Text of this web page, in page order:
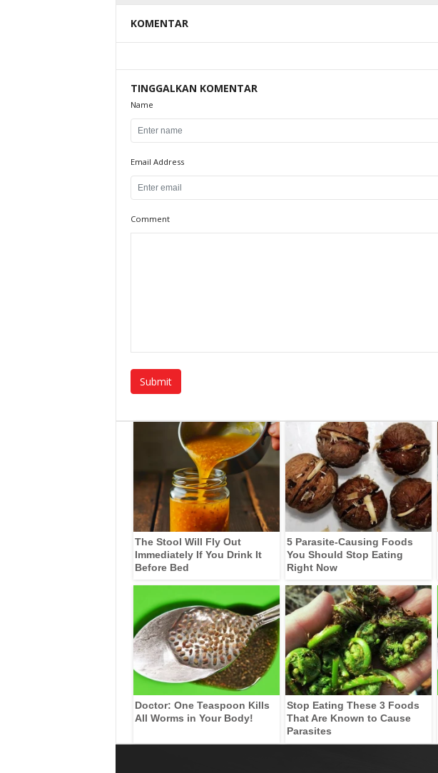
KOMENTAR
TINGGALKAN KOMENTAR
Name
Email Address
Comment
The Stool Will Fly Out
Immediately If You Drink It
Before Bed
5 Parasite-Causing Foods
You Should Stop Eating
Right Now
Doctor: One Teaspoon Kills
All Worms in Your Body!
Stop Eating These 3 Foods
That Are Known to Cause
Parasites